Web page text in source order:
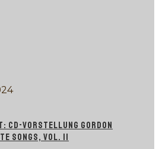
CD-VORSTELLUNG GORDON
SONGS, VOL. II